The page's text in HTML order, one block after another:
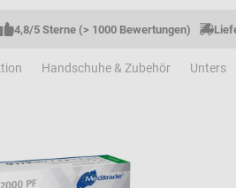
4,8/5 Sterne (> 1000 Bewertungen)
Handschuhe & Zubehör